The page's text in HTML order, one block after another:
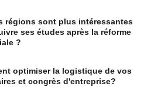
régions sont plus intéressantes
ses études après la réforme
?
optimiser la logistique de vos
et congrès d'entreprise?